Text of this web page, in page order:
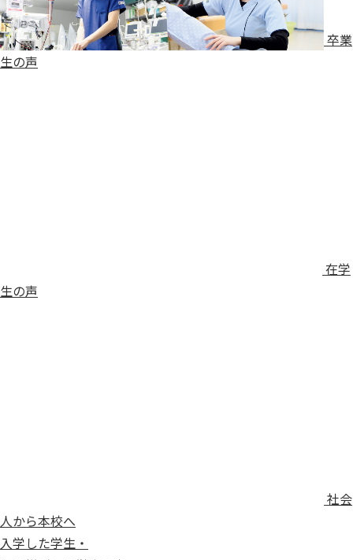
卒業
生の声
在学
生の声
社会
人から本校へ
入学した学生・